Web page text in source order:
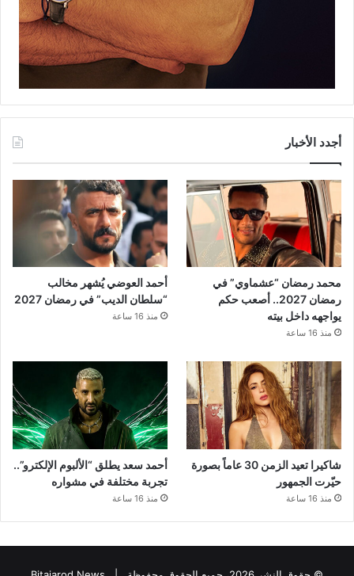
أجدد الأخبار
محمد رمضان “عشماوي” في
رمضان 2027.. أصعب حكم
يواجهه داخل بيته
منذ 16 ساعة
أحمد العوضي يُشهر مخالب
“سلطان الديب” في رمضان 2027
منذ 16 ساعة
شاكيرا تعيد الزمن 30 عاماً بصورة
حيّرت الجمهور
منذ 16 ساعة
أحمد سعد يطلق “الألبوم الإلكترو”..
تجربة مختلفة في مشواره
منذ 16 ساعة